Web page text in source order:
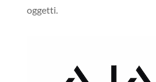
oggetti.